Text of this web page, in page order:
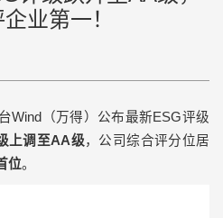
业第一！
Wind （万得）公布最新ESG评级
上调至AA级，公司综合评分位居
位。